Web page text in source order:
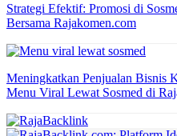
Strategi Efektif: Promosi di
Bersama Rajakomen.com
Meningkatkan Penjualan Bisnis
Menu Viral Lewat Sosmed di